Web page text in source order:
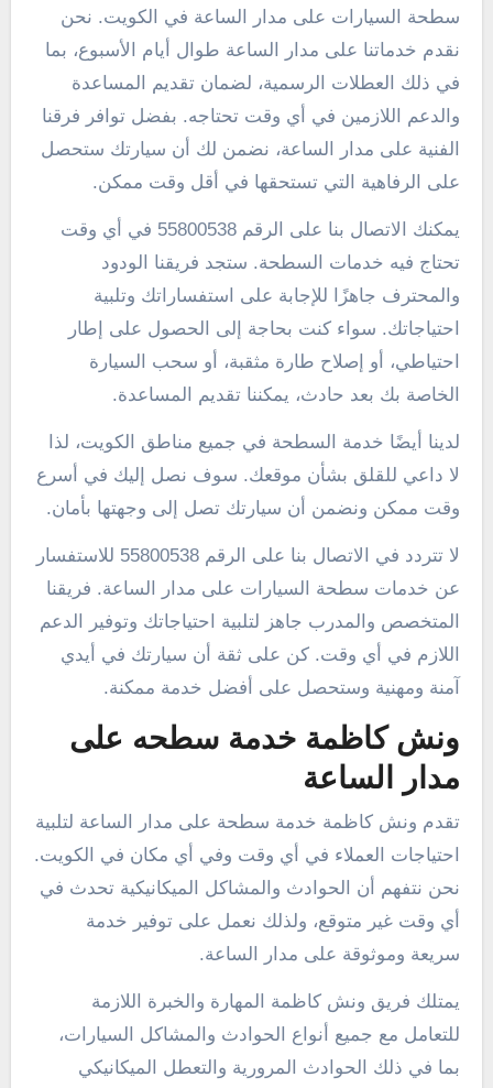
سطحة السيارات على مدار الساعة في الكويت. نحن
نقدم خدماتنا على مدار الساعة طوال أيام الأسبوع، بما
في ذلك العطلات الرسمية، لضمان تقديم المساعدة
والدعم اللازمين في أي وقت تحتاجه. بفضل توافر فرقنا
الفنية على مدار الساعة، نضمن لك أن سيارتك ستحصل
على الرفاهية التي تستحقها في أقل وقت ممكن.
يمكنك الاتصال بنا على الرقم 55800538 في أي وقت
تحتاج فيه خدمات السطحة. ستجد فريقنا الودود
والمحترف جاهزًا للإجابة على استفساراتك وتلبية
احتياجاتك. سواء كنت بحاجة إلى الحصول على إطار
احتياطي، أو إصلاح طارة مثقبة، أو سحب السيارة
الخاصة بك بعد حادث، يمكننا تقديم المساعدة.
لدينا أيضًا خدمة السطحة في جميع مناطق الكويت، لذا
لا داعي للقلق بشأن موقعك. سوف نصل إليك في أسرع
وقت ممكن ونضمن أن سيارتك تصل إلى وجهتها بأمان.
لا تتردد في الاتصال بنا على الرقم 55800538 للاستفسار
عن خدمات سطحة السيارات على مدار الساعة. فريقنا
المتخصص والمدرب جاهز لتلبية احتياجاتك وتوفير الدعم
اللازم في أي وقت. كن على ثقة أن سيارتك في أيدي
آمنة ومهنية وستحصل على أفضل خدمة ممكنة.
ونش كاظمة خدمة سطحه على
مدار الساعة
تقدم ونش كاظمة خدمة سطحة على مدار الساعة لتلبية
احتياجات العملاء في أي وقت وفي أي مكان في الكويت.
نحن نتفهم أن الحوادث والمشاكل الميكانيكية تحدث في
أي وقت غير متوقع، ولذلك نعمل على توفير خدمة
سريعة وموثوقة على مدار الساعة.
يمتلك فريق ونش كاظمة المهارة والخبرة اللازمة
للتعامل مع جميع أنواع الحوادث والمشاكل السيارات،
بما في ذلك الحوادث المرورية والتعطل الميكانيكي